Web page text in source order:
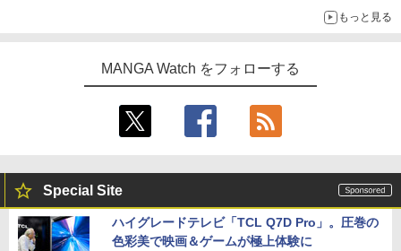
もっと見る
MANGA Watch をフォローする
Special Site
ハイグレードテレビ「TCL Q7D Pro」。圧巻の
色彩美で映画＆ゲームが極上体験に